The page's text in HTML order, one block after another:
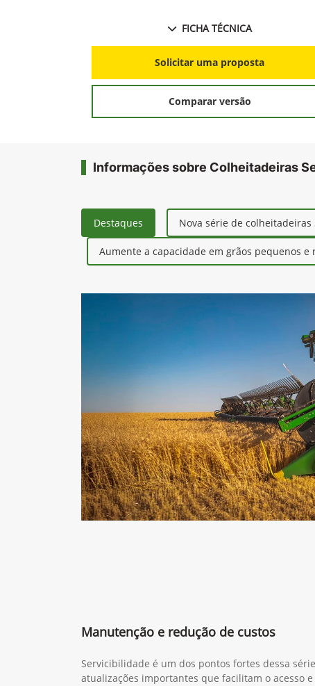
FICHA TÉCNICA
Solicitar uma proposta
Comparar versão
Informações sobre Colheitadeiras
Destaques Nova série de colheitadeiras
Aumente a capacidade em grãos pequenos e
Manutenção e redução de custos
Servicibilidade é um dos pontos fortes dessa
atualizações importantes que facilitam o acesso